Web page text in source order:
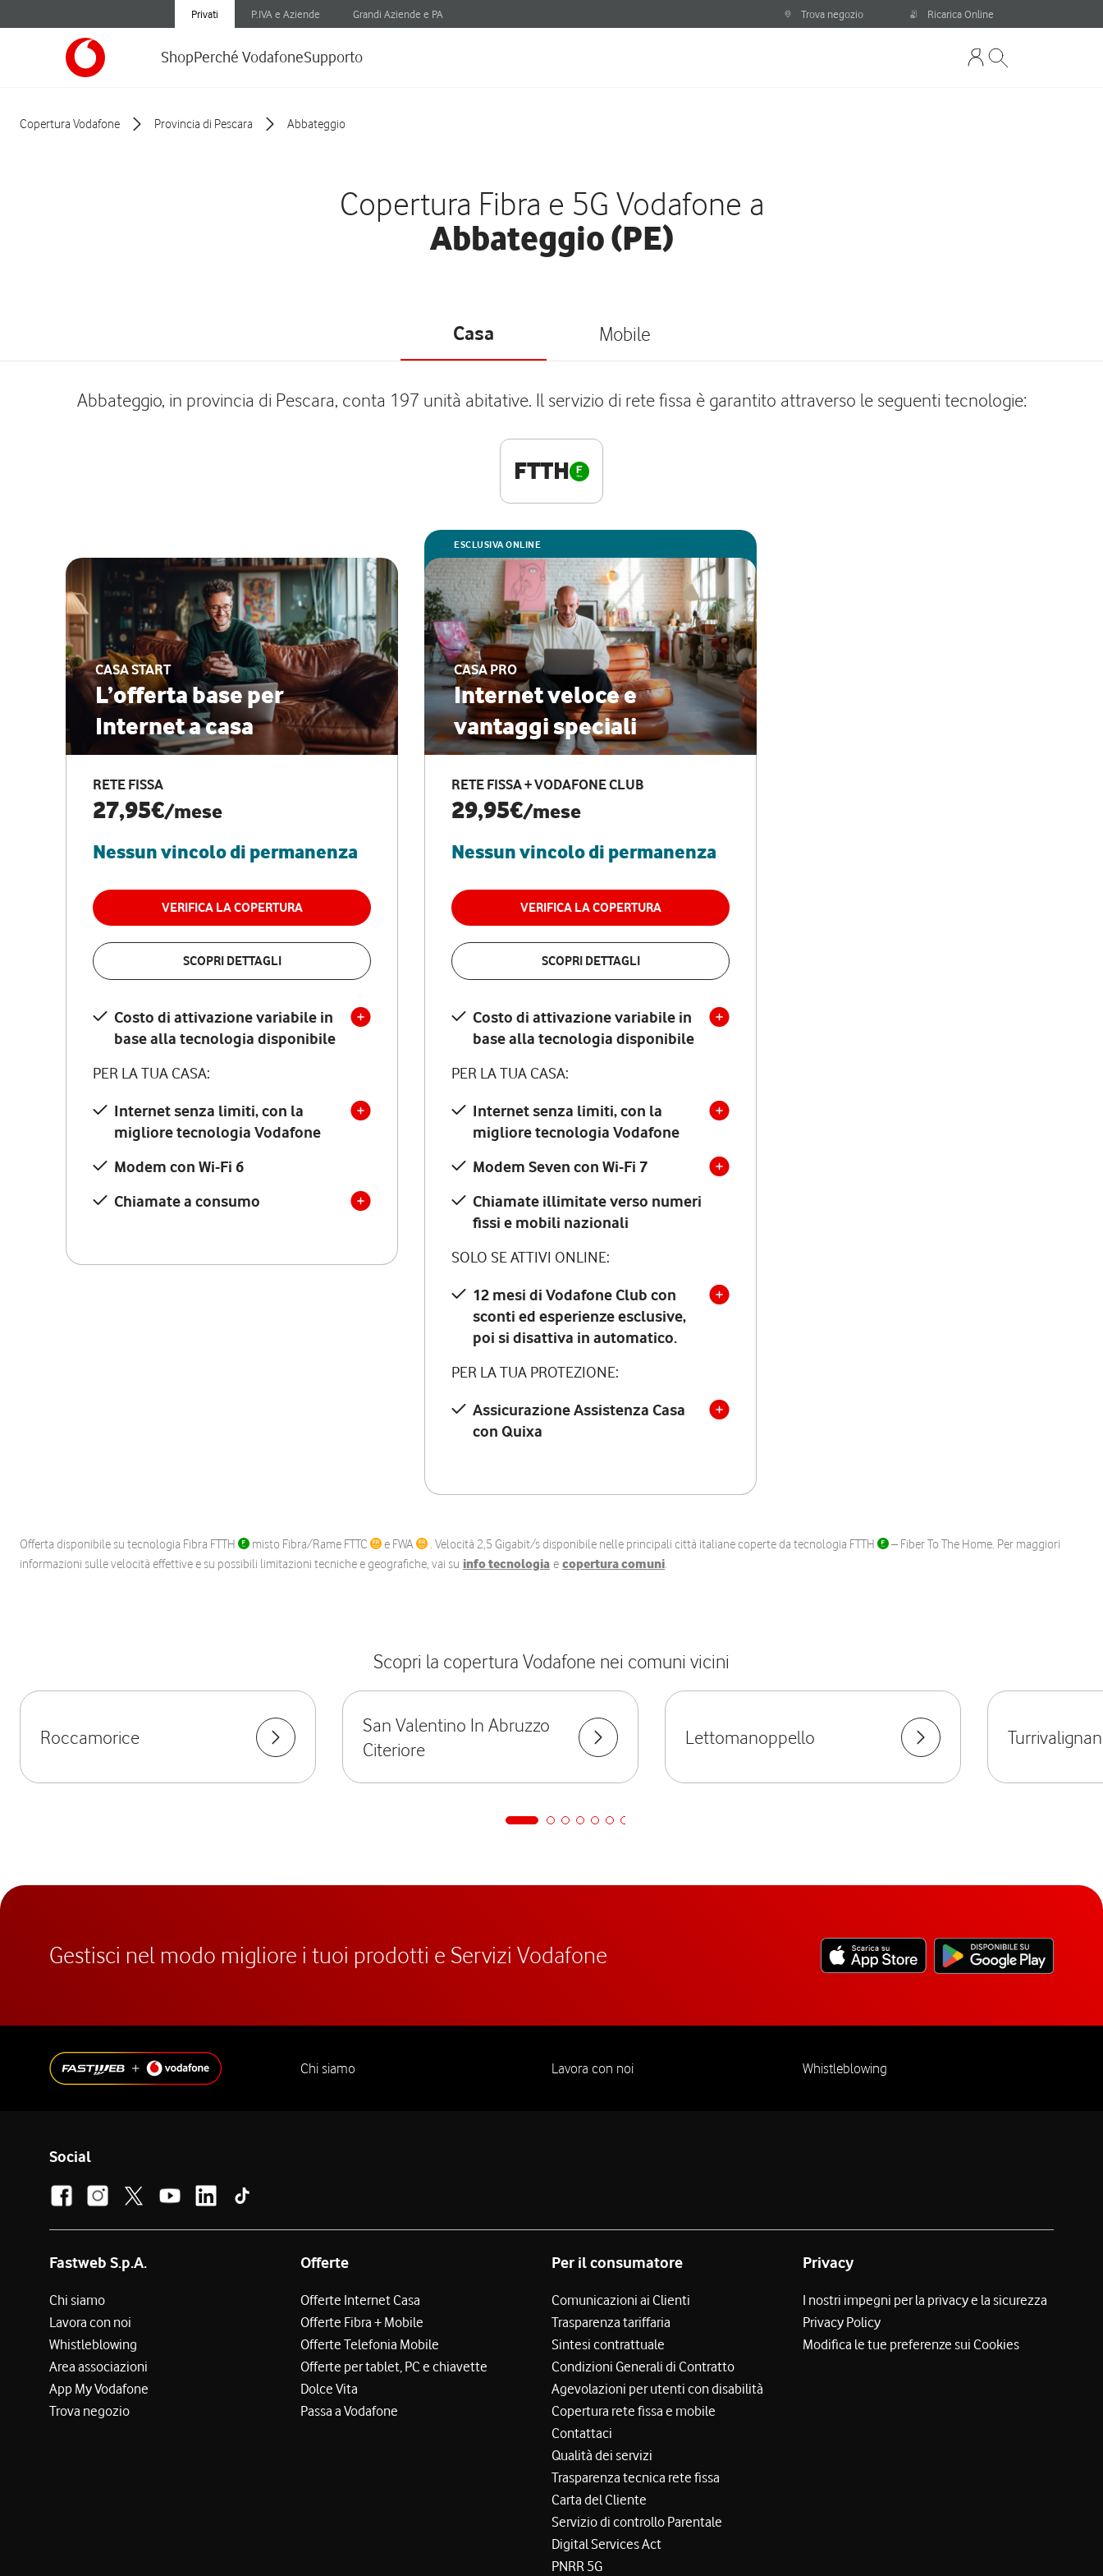
Privati P.IVA e Aziende Grandi Aziende e PA Trova negozio Ricarica Online
ShopPerché VodafoneSupporto
Copertura Vodafone Provincia di Pescara Abbateggio
Copertura Fibra e 5G Vodafone a
Abbateggio (PE)
Casa Mobile
Abbateggio, in provincia di Pescara, conta 197 unità abitative. Il servizio di rete fissa è garantito attraverso le seguenti tecnologie:
FTTH
CASA START
L’offerta base per
Internet a casa
RETE FISSA
27,95€/mese
Nessun vincolo di permanenza
VERIFICA LA COPERTURA
SCOPRI DETTAGLI
Costo di attivazione variabile in
base alla tecnologia disponibile
PER LA TUA CASA:
Internet senza limiti, con la
migliore tecnologia Vodafone
Modem con Wi-Fi 6
Chiamate a consumo
ESCLUSIVA ONLINE
CASA PRO
Internet veloce e
vantaggi speciali
RETE FISSA + VODAFONE CLUB
29,95€/mese
Nessun vincolo di permanenza
VERIFICA LA COPERTURA
SCOPRI DETTAGLI
Costo di attivazione variabile in
base alla tecnologia disponibile
PER LA TUA CASA:
Internet senza limiti, con la
migliore tecnologia Vodafone
Modem Seven con Wi-Fi 7
Chiamate illimitate verso numeri
fissi e mobili nazionali
SOLO SE ATTIVI ONLINE:
12 mesi di Vodafone Club con
sconti ed esperienze esclusive,
poi si disattiva in automatico.
PER LA TUA PROTEZIONE:
Assicurazione Assistenza Casa
con Quixa
Offerta disponibile su tecnologia Fibra FTTH misto Fibra/Rame FTTC e FWA . Velocità 2,5 Gigabit/s disponibile nelle principali città italiane coperte da tecnologia FTTH
– Fiber To The Home. Per maggiori
informazioni sulle velocità effettive e su possibili limitazioni tecniche e geografiche, vai su info tecnologia e copertura comuni.
Scopri la copertura Vodafone nei comuni vicini
Roccamorice
San Valentino In Abruzzo
Citeriore
Lettomanoppello
Gestisci nel modo migliore i tuoi prodotti e Servizi Vodafone
Chi siamo Lavora con noi Whistleblowing
Social
Fastweb S.p.A.
Chi siamo
Lavora con noi
Whistleblowing
Area associazioni
App My Vodafone
Trova negozio
Offerte
Offerte Internet Casa
Offerte Fibra + Mobile
Offerte Telefonia Mobile
Offerte per tablet, PC e chiavette
Dolce Vita
Passa a Vodafone
Per il consumatore
Comunicazioni ai Clienti
Trasparenza tariffaria
Sintesi contrattuale
Condizioni Generali di Contratto
Agevolazioni per utenti con disabilità
Copertura rete fissa e mobile
Contattaci
Qualità dei servizi
Trasparenza tecnica rete fissa
Carta del Cliente
Servizio di controllo Parentale
Digital Services Act
PNRR 5G
Privacy
I nostri impegni per la privacy e la sicurezza
Privacy Policy
Modifica le tue preferenze sui Cookies